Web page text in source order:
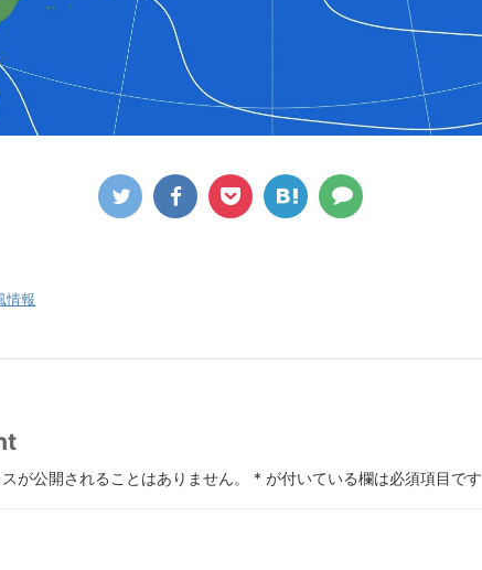
情報
が公開されることはありません。 * が付いている欄は必須項目です